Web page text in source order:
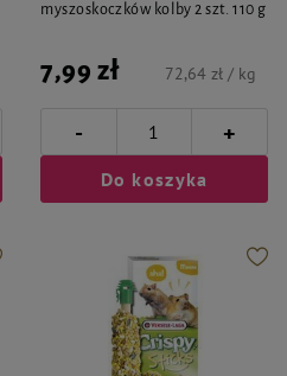
myszoskoczków kolby 2 szt. 110 g
7,99 zł 72,64 zł / kg
- +
Do koszyka